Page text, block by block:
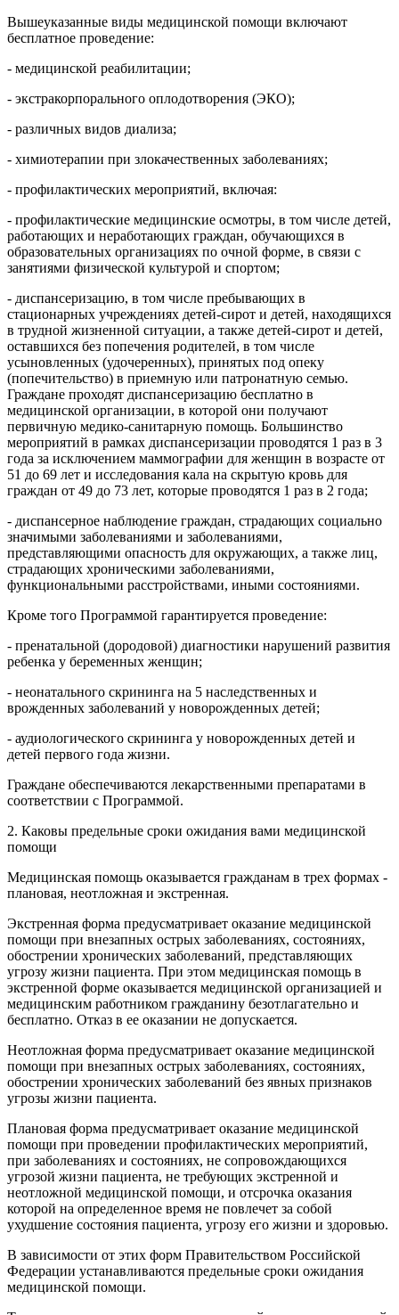
Вышеуказанные виды медицинской помощи включают
бесплатное проведение:
- медицинской реабилитации;
- экстракорпорального оплодотворения (ЭКО);
- различных видов диализа;
- химиотерапии при злокачественных заболеваниях;
- профилактических мероприятий, включая:
- профилактические медицинские осмотры, в том числе детей,
работающих и неработающих граждан, обучающихся в
образовательных организациях по очной форме, в связи с
занятиями физической культурой и спортом;
- диспансеризацию, в том числе пребывающих в
стационарных учреждениях детей-сирот и детей, находящихся
в трудной жизненной ситуации, а также детей-сирот и детей,
оставшихся без попечения родителей, в том числе
усыновленных (удочеренных), принятых под опеку
(попечительство) в приемную или патронатную семью.
Граждане проходят диспансеризацию бесплатно в
медицинской организации, в которой они получают
первичную медико-санитарную помощь. Большинство
мероприятий в рамках диспансеризации проводятся 1 раз в 3
года за исключением маммографии для женщин в возрасте от
51 до 69 лет и исследования кала на скрытую кровь для
граждан от 49 до 73 лет, которые проводятся 1 раз в 2 года;
- диспансерное наблюдение граждан, страдающих социально
значимыми заболеваниями и заболеваниями,
представляющими опасность для окружающих, а также лиц,
страдающих хроническими заболеваниями,
функциональными расстройствами, иными состояниями.
Кроме того Программой гарантируется проведение:
- пренатальной (дородовой) диагностики нарушений развития
ребенка у беременных женщин;
- неонатального скрининга на 5 наследственных и
врожденных заболеваний у новорожденных детей;
- аудиологического скрининга у новорожденных детей и
детей первого года жизни.
Граждане обеспечиваются лекарственными препаратами в
соответствии с Программой.
2. Каковы предельные сроки ожидания вами медицинской
помощи
Медицинская помощь оказывается гражданам в трех формах -
плановая, неотложная и экстренная.
Экстренная форма предусматривает оказание медицинской
помощи при внезапных острых заболеваниях, состояниях,
обострении хронических заболеваний, представляющих
угрозу жизни пациента. При этом медицинская помощь в
экстренной форме оказывается медицинской организацией и
медицинским работником гражданину безотлагательно и
бесплатно. Отказ в ее оказании не допускается.
Неотложная форма предусматривает оказание медицинской
помощи при внезапных острых заболеваниях, состояниях,
обострении хронических заболеваний без явных признаков
угрозы жизни пациента.
Плановая форма предусматривает оказание медицинской
помощи при проведении профилактических мероприятий,
при заболеваниях и состояниях, не сопровождающихся
угрозой жизни пациента, не требующих экстренной и
неотложной медицинской помощи, и отсрочка оказания
которой на определенное время не повлечет за собой
ухудшение состояния пациента, угрозу его жизни и здоровью.
В зависимости от этих форм Правительством Российской
Федерации устанавливаются предельные сроки ожидания
медицинской помощи.